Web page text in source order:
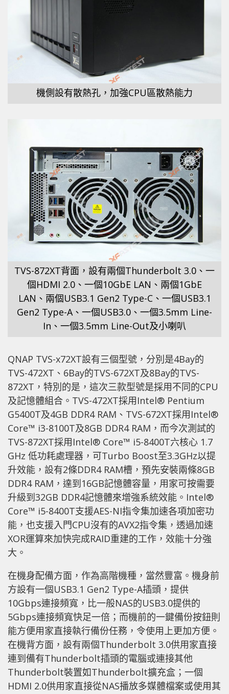
機側設有散熱孔，加強CPU區散熱能力
TVS-872XT背面，設有兩個Thunderbolt 3.0、一
個HDMI 2.0、一個10GbE LAN、兩個1GbE
LAN、兩個USB3.1 Gen2 Type-C、一個USB3.1
Gen2 Type-A、一個USB3.0、一個3.5mm Line-
In、一個3.5mm Line-Out及小喇叭
QNAP TVS-x72XT設有三個型號，分別是4Bay的
TVS-472XT、6Bay的TVS-672XT及8Bay的TVS-
872XT，特別的是，這次三款型號是採用不同的CPU
及記憶體組合。TVS-472XT採用Intel® Pentium
G5400T及4GB DDR4 RAM、TVS-672XT採用Intel®
Core™ i3-8100T及8GB DDR4 RAM，而今次測試的
TVS-872XT採用Intel® Core™ i5-8400T六核心 1.7
GHz 低功耗處理器，可Turbo Boost至3.3GHz以提
升效能，設有2條DDR4 RAM槽，預先安裝兩條8GB
DDR4 RAM，達到16GB記憶體容量，用家可按需要
升級到32GB DDR4記憶體來增強系統效能。Intel®
Core™ i5-8400T支援AES-NI指令集加速各項加密功
能，也支援入門CPU沒有的AVX2指令集，透過加速
XOR運算來加快完成RAID重建的工作，效能十分強
大。
在機身配備方面，作為高階機種，當然豐富。機身前
方設有一個USB3.1 Gen2 Type-A插頭，提供
10Gbps連接頻寬，比一般NAS的USB3.0提供的
5Gbps連接頻寬快足一倍；而機前的一鍵備份按鈕則
能方便用家直接執行備份任務，令使用上更加方便。
在機背方面，設有兩個Thunderbolt 3.0供用家直接
連到備有Thunderbolt插頭的電腦或連接其他
Thunderbolt裝置如Thunderbolt擴充盒；一個
HDMI 2.0供用家直接從NAS播放多媒體檔案或使用其